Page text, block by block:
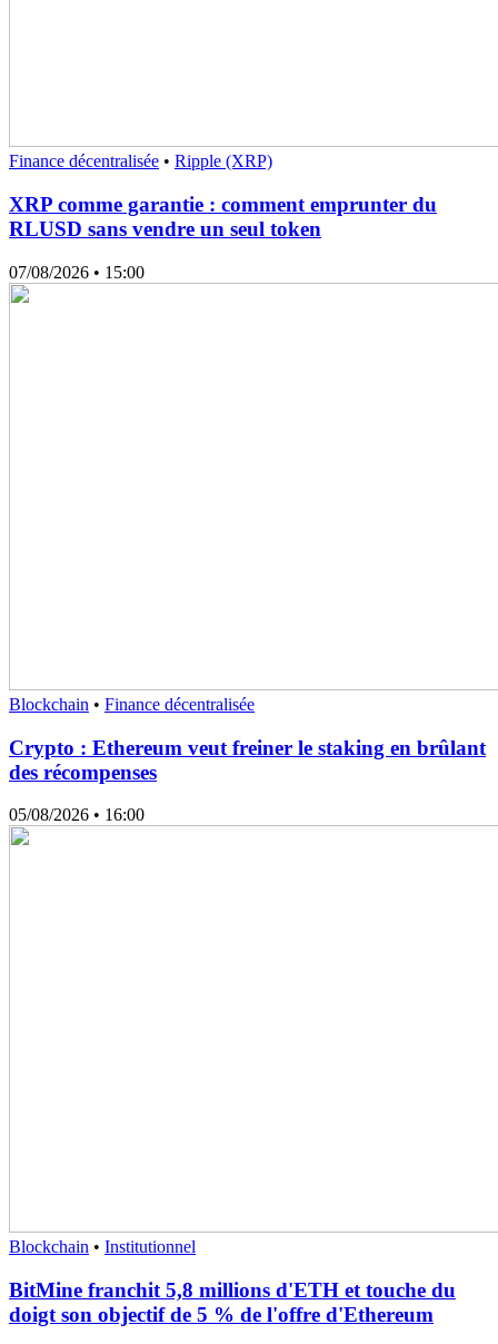
Finance décentralisée • Ripple (XRP)
XRP comme garantie : comment emprunter du
RLUSD sans vendre un seul token
07/08/2026 • 15:00
Blockchain • Finance décentralisée
Crypto : Ethereum veut freiner le staking en brûlant
des récompenses
05/08/2026 • 16:00
Blockchain • Institutionnel
BitMine franchit 5,8 millions d'ETH et touche du
doigt son objectif de 5 % de l'offre d'Ethereum